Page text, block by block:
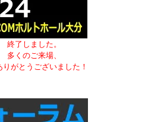
終了しました。
多くのご来場、
りがとうございました！